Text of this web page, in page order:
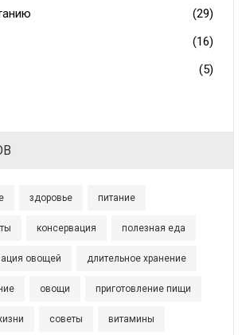
(29)
(16)
(5)
здоровье питание
консервация полезная еда
овощей длительное хранение
овощи приготовление пищи
советы витамины